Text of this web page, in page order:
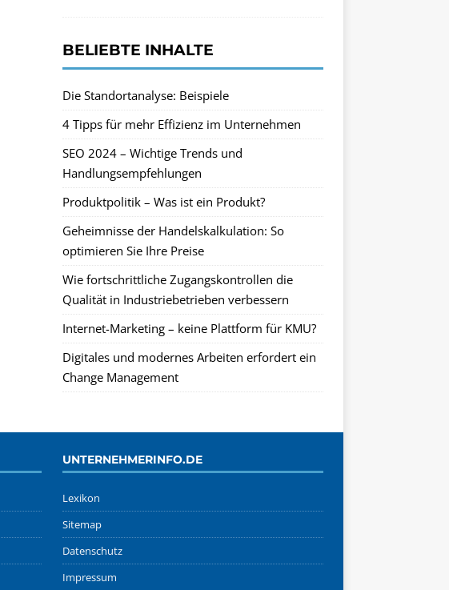
BELIEBTE INHALTE
Die Standortanalyse: Beispiele
4 Tipps für mehr Effizienz im Unternehmen
SEO 2024 – Wichtige Trends und
Handlungsempfehlungen
Produktpolitik – Was ist ein Produkt?
Geheimnisse der Handelskalkulation: So
optimieren Sie Ihre Preise
Wie fortschrittliche Zugangskontrollen die
Qualität in Industriebetrieben verbessern
Internet-Marketing – keine Plattform für KMU?
Digitales und modernes Arbeiten erfordert ein
Change Management
UNTERNEHMERINFO.DE
Lexikon
Sitemap
Datenschutz
Impressum